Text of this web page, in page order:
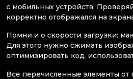
с мобильных устройств.
корректно отображался на
Помни и о скорости загрузки:
Для этого нужно сжимать
оптимизировать код,
Все перечисленные элементы от